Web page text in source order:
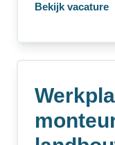
Bekijk vacature